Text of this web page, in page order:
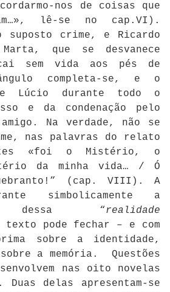
nos de coisas que
lê-se no cap.VI).
suposto crime, e Ricardo
que se desvanece
sem vida aos pés de
completa-se, e o
Lúcio durante todo o
e da condenação pelo
Na verdade, não se
nas palavras do relato
«foi o Mistério, o
da minha vida… / Ó
(cap. VIII). A
simbolicamente a
dessa “realidade
pode fechar – e com
sobre a identidade,
a memória. Questões
nas oito novelas
. Duas delas apresentam-se